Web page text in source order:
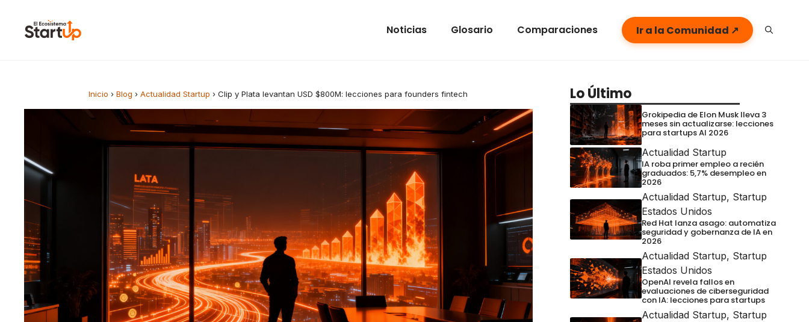
Noticias Glosario Comparaciones Ir a la Comunidad ↗
Inicio › Blog › Actualidad Startup › Clip y Plata levantan USD $800M: lecciones para founders fintech Lo Último
Grokipedia de Elon Musk lleva 3
meses sin actualizarse: lecciones
para startups AI 2026
Actualidad Startup
IA roba primer empleo a recién
graduados: 5,7% desempleo en
2026
Actualidad Startup, Startup
Estados Unidos
Red Hat lanza asago: automatiza
seguridad y gobernanza de IA en
2026
Actualidad Startup, Startup
Estados Unidos
OpenAI revela fallos en
evaluaciones de ciberseguridad
con IA: lecciones para startups
Actualidad Startup, Startup